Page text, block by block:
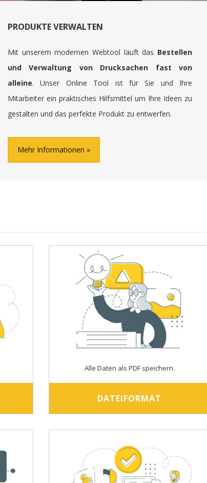
PRODUKTE VERWALTEN
Mit unserem modernen Webtool läuft das Bestellen
und Verwaltung von Drucksachen fast von
alleine. Unser Online Tool ist für Sie und Ihre
Mitarbeiter ein praktisches Hilfsmittel um Ihre Ideen zu
gestalten und das perfekte Produkt zu entwerfen.
Mehr Informationen
Alle Daten als PDF speichern.
DATEIFORMAT